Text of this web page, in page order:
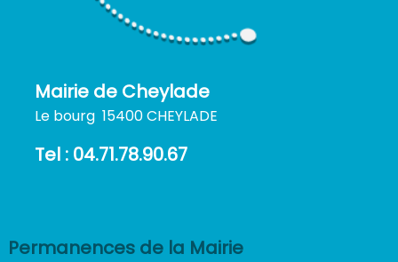
Mairie de Cheylade
Le bourg 15400 CHEYLADE
Tel : 04.71.78.90.67
Permanences de la Mairie